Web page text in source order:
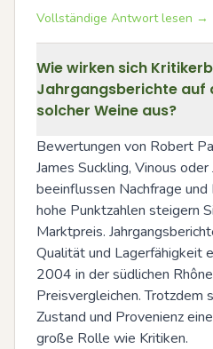
Vollständige Antwort lesen →
Wie wirken sich
Jahrgangsberichte auf
solcher Weine aus?
Bewertungen von Robert
James Suckling, Vinous oder
beeinflussen Nachfrage und
hohe Punktzahlen steigern
Marktpreis.
Qualität und Lagerfähigkeit
2004 in der südlichen
Preisvergleichen. Trotzdem
Zustand und Provenienz
große Rolle wie Kritiken.